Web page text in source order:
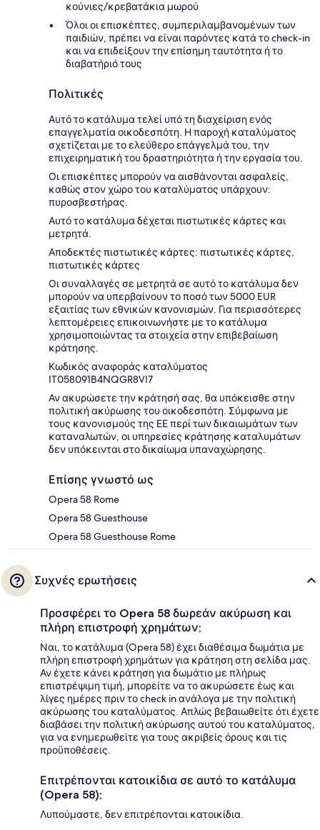
κούνιες/κρεβατάκια μωρού
Όλοι οι επισκέπτες, συμπεριλαμβανομένων των
παιδιών, πρέπει να είναι παρόντες κατά το check-in
και να επιδείξουν την επίσημη ταυτότητα ή το
διαβατήριό τους
Πολιτικές
Αυτό το κατάλυμα τελεί υπό τη διαχείριση ενός
επαγγελματία οικοδεσπότη. Η παροχή καταλύματος
σχετίζεται με το ελεύθερο επάγγελμά του, την
επιχειρηματική του δραστηριότητα ή την εργασία του.
Οι επισκέπτες μπορούν να αισθάνονται ασφαλείς,
καθώς στον χώρο του καταλύματος υπάρχουν:
πυροσβεστήρας.
Αυτό το κατάλυμα δέχεται πιστωτικές κάρτες και
μετρητά.
Αποδεκτές πιστωτικές κάρτες: πιστωτικές κάρτες,
πιστωτικές κάρτες
Οι συναλλαγές σε μετρητά σε αυτό το κατάλυμα δεν
μπορούν να υπερβαίνουν το ποσό των 5000 EUR
εξαιτίας των εθνικών κανονισμών. Για περισσότερες
λεπτομέρειες επικοινωνήστε με το κατάλυμα
χρησιμοποιώντας τα στοιχεία στην επιβεβαίωση
κράτησης.
Κωδικός αναφοράς καταλύματος
IT058091B4NQGR8VI7
Αν ακυρώσετε την κράτησή σας, θα υπόκεισθε στην
πολιτική ακύρωσης του οικοδεσπότη. Σύμφωνα με
τους κανονισμούς της ΕΕ περί των δικαιωμάτων των
καταναλωτών, οι υπηρεσίες κράτησης καταλυμάτων
δεν υπόκεινται στο δικαίωμα υπαναχώρησης.
Επίσης γνωστό ως
Opera 58 Rome
Opera 58 Guesthouse
Opera 58 Guesthouse Rome
Συχνές ερωτήσεις
Προσφέρει το Opera 58 δωρεάν ακύρωση και
πλήρη επιστροφή χρημάτων;
Ναι, το κατάλυμα (Opera 58) έχει διαθέσιμα δωμάτια με
πλήρη επιστροφή χρημάτων για κράτηση στη σελίδα μας.
Αν έχετε κάνει κράτηση για δωμάτιο με πλήρως
επιστρέψιμη τιμή, μπορείτε να το ακυρώσετε έως και
λίγες ημέρες πριν το check in ανάλογα με την πολιτική
ακύρωσης του καταλύματος. Απλώς βεβαιωθείτε ότι έχετε
διαβάσει την πολιτική ακύρωσης αυτού του καταλύματος,
για να ενημερωθείτε για τους ακριβείς όρους και τις
προϋποθέσεις.
Επιτρέπονται κατοικίδια σε αυτό το κατάλυμα
(Opera 58);
Λυπούμαστε, δεν επιτρέπονται κατοικίδια.